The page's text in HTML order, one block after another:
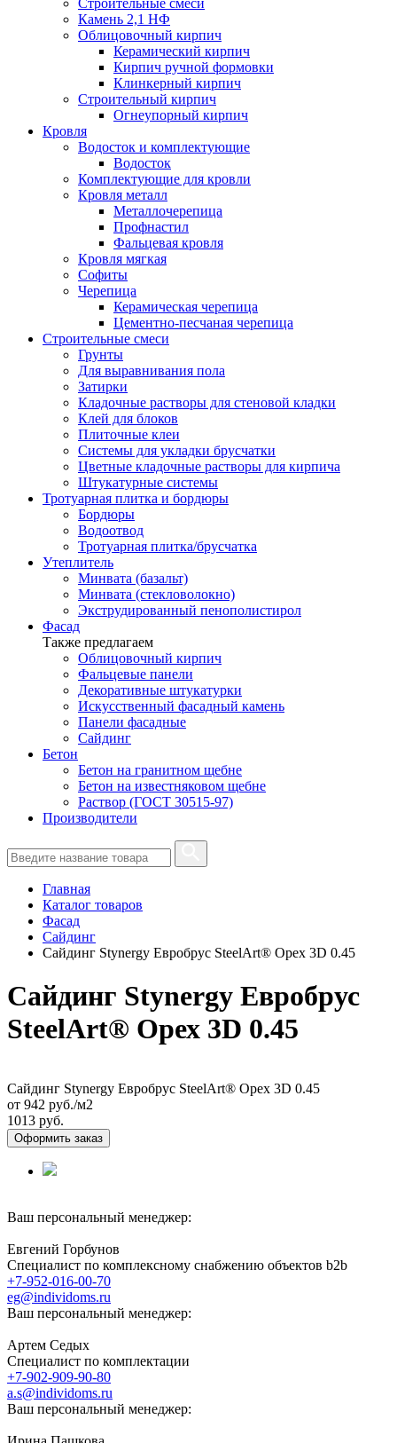
Строительные смеси
Камень 2,1 НФ
Облицовочный кирпич
Керамический кирпич
Кирпич ручной формовки
Клинкерный кирпич
Строительный кирпич
Огнеупорный кирпич
Кровля
Водосток и комплектующие
Водосток
Комплектующие для кровли
Кровля металл
Металлочерепица
Профнастил
Фальцевая кровля
Кровля мягкая
Софиты
Черепица
Керамическая черепица
Цементно-песчаная черепица
Строительные смеси
Грунты
Для выравнивания пола
Затирки
Кладочные растворы для стеновой кладки
Клей для блоков
Плиточные клеи
Системы для укладки брусчатки
Цветные кладочные растворы для кирпича
Штукатурные системы
Тротуарная плитка и бордюры
Бордюры
Водоотвод
Тротуарная плитка/брусчатка
Утеплитель
Минвата (базальт)
Минвата (стекловолокно)
Экструдированный пенополистирол
Фасад
Также предлагаем
Облицовочный кирпич
Фальцевые панели
Декоративные штукатурки
Искусственный фасадный камень
Панели фасадные
Сайдинг
Бетон
Бетон на гранитном щебне
Бетон на известняковом щебне
Раствор (ГОСТ 30515-97)
Производители
Главная
Каталог товаров
Фасад
Сайдинг
Сайдинг Stynergy Евробрус SteelArt® Орех 3D 0.45
Сайдинг Stynergy Евробрус
SteelArt® Орех 3D 0.45
Сайдинг Stynergy Евробрус SteelArt® Орех 3D 0.45
от 942 руб./м2
1013 руб.
Оформить заказ
Ваш персональный менеджер:
Евгений Горбунов
Специалист по комплексному снабжению объектов b2b
+7-952-016-00-70
eg@individoms.ru
Ваш персональный менеджер:
Артем Седых
Специалист по комплектации
+7-902-909-90-80
a.s@individoms.ru
Ваш персональный менеджер: